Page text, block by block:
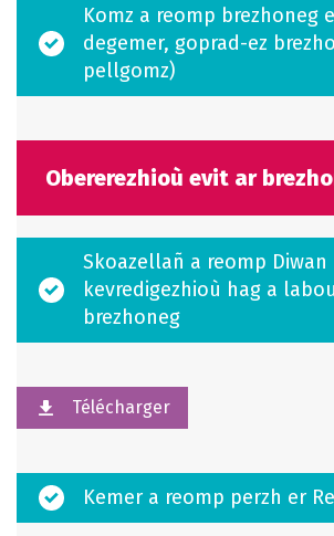
Komz a reomp brezhoneg
degemer, goprad-ez
pellgomz)
Obererezhioù evit ar
Skoazellañ a reomp Diwan
kevredigezhioù hag a
brezhoneg
Télécharger
Kemer a reomp perzh er